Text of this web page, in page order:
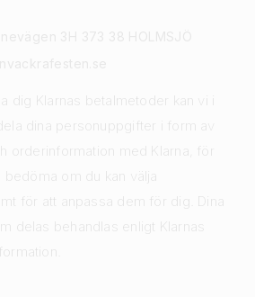
dig Klarnas betalmetoder kan vi i
dina personuppgifter i form av
orderinformation med Klarna, för
bedöma om du kan välja
för att anpassa dem för dig. Dina
delas behandlas enligt Klarnas